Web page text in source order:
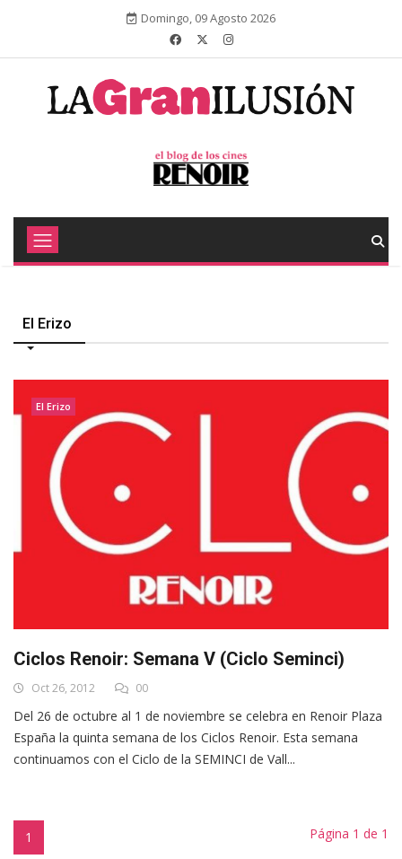
Domingo, 09 Agosto 2026
El Erizo
El Erizo
Ciclos Renoir: Semana V (Ciclo Seminci)
Oct 26, 2012 00
Del 26 de octubre al 1 de noviembre se celebra en Renoir Plaza
España la quinta semana de los Ciclos Renoir. Esta semana
continuamos con el Ciclo de la SEMINCI de Vall...
1 Página 1 de 1